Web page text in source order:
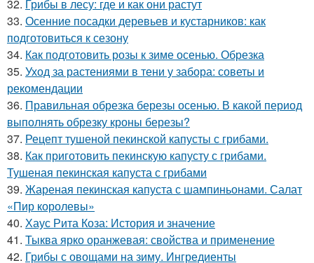
32. Грибы в лесу: где и как они растут
33. Осенние посадки деревьев и кустарников: как
подготовиться к сезону
34. Как подготовить розы к зиме осенью. Обрезка
35. Уход за растениями в тени у забора: советы и
рекомендации
36. Правильная обрезка березы осенью. В какой период
выполнять обрезку кроны березы?
37. Рецепт тушеной пекинской капусты с грибами.
38. Как приготовить пекинскую капусту с грибами.
Тушеная пекинская капуста с грибами
39. Жареная пекинская капуста с шампиньонами. Салат
«Пир королевы»
40. Хаус Рита Коза: История и значение
41. Тыква ярко оранжевая: свойства и применение
42. Грибы с овощами на зиму. Ингредиенты